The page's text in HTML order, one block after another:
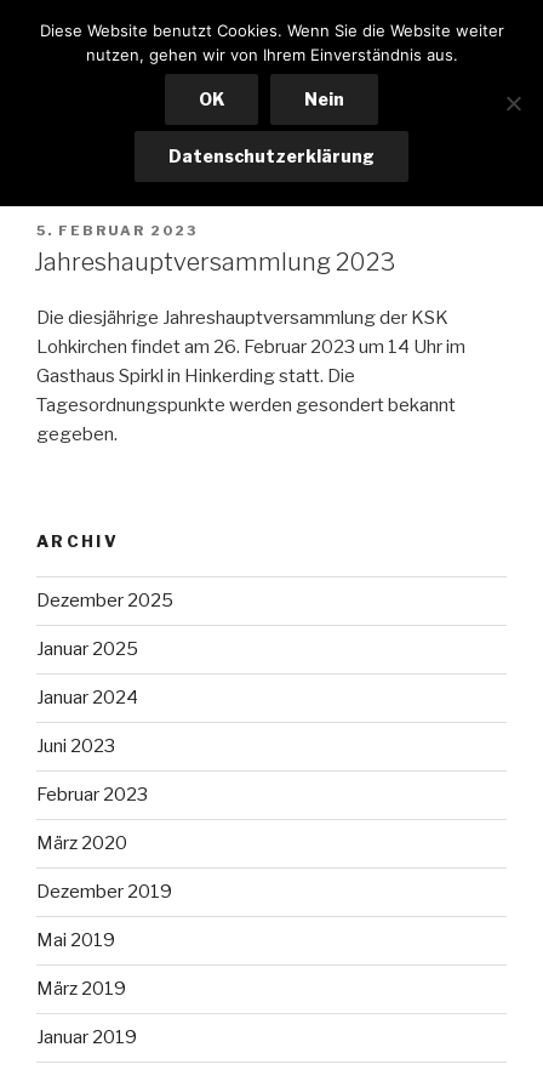
InhaltKSK LOHKIRCHEN
FEBRUAR 2023
VERÖFFENTLICHT
AM
5. FEBRUAR 2023
Jahreshauptversammlung 2023
Die diesjährige Jahreshauptversammlung der KSK
Lohkirchen findet am 26. Februar 2023 um 14 Uhr im
Gasthaus Spirkl in Hinkerding statt. Die
Tagesordnungspunkte werden gesondert bekannt
gegeben.
ARCHIV
Dezember 2025
Januar 2025
Januar 2024
Juni 2023
Februar 2023
März 2020
Dezember 2019
Mai 2019
März 2019
Januar 2019
Diese Website benutzt Cookies. Wenn Sie die Website weiter
nutzen, gehen wir von Ihrem Einverständnis aus.
OK Nein
Datenschutzerklärung